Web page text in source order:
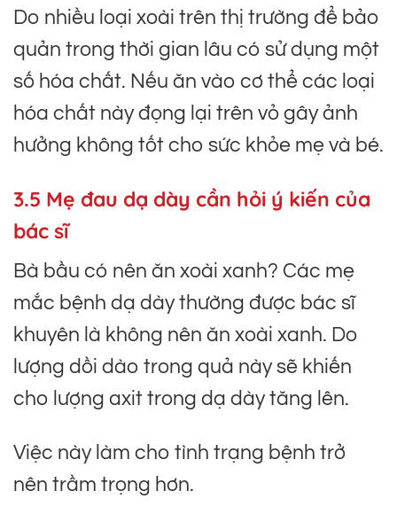
Do nhiều loại xoài trên thị trường để bảo
quản trong thời gian lâu có sử dụng một
số hóa chất. Nếu ăn vào cơ thể các loại
hóa chất này đọng lại trên vỏ gây ảnh
hưởng không tốt cho sức khỏe mẹ và bé.
3.5 Mẹ đau dạ dày cần hỏi ý kiến của
bác sĩ
Bà bầu có nên ăn xoài xanh? Các mẹ
mắc bệnh dạ dày thường được bác sĩ
khuyên là không nên ăn xoài xanh. Do
lượng dồi dào trong quả này sẽ khiến
cho lượng axit trong dạ dày tăng lên.
Việc này làm cho tình trạng bệnh trở
nên trầm trọng hơn.